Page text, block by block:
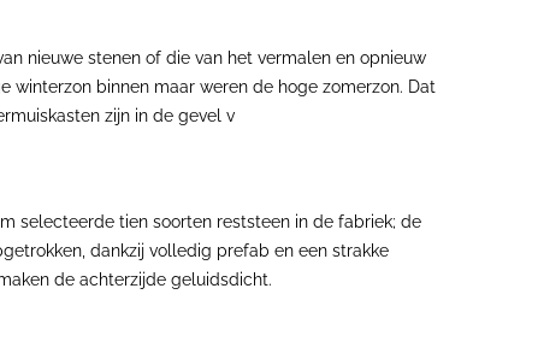
nieuwe stenen of die van het vermalen en opnieuw
winterzon binnen maar weren de hoge zomerzon. Dat
zijn in de gevel v
selecteerde tien soorten reststeen in de fabriek; de
dankzij volledig prefab en een strakke
de achterzijde geluidsdicht.